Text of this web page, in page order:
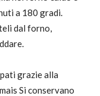
a 180 gradi.
dal forno,
grazie alla
Si conservano